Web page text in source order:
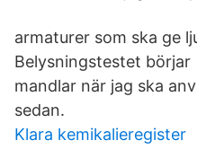
armaturer som ska ge
Belysningstestet
mandlar när jag ska
sedan.
Klara kemikalieregister